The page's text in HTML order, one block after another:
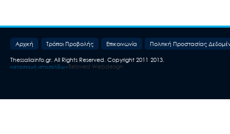
Aρχική Τρόποι Προβολής Επικοινωνία Πολιτική Προστασίας
Thessaliainfo.gr. All Rights Reserved. Copyright 2011-2013.
κατασκευή ιστοσελίδωνBeloved Webdesign